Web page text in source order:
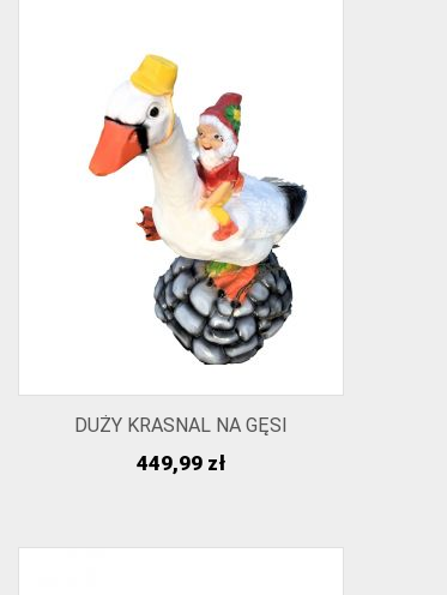
DUŻY KRASNAL NA GĘSI
Cena
449,99 zł